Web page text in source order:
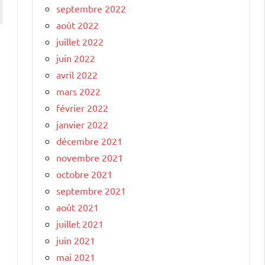
septembre 2022
août 2022
juillet 2022
juin 2022
avril 2022
mars 2022
février 2022
janvier 2022
décembre 2021
novembre 2021
octobre 2021
septembre 2021
août 2021
juillet 2021
juin 2021
mai 2021